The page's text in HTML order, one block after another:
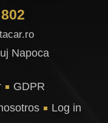
Napoca
GDPR
Log in